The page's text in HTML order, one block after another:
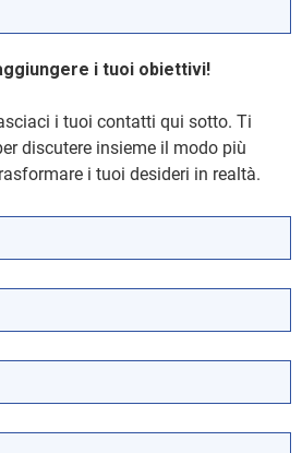
i tuoi obiettivi!
i tuoi contatti qui sotto. Ti
discutere insieme il modo più
i tuoi desideri in realtà.